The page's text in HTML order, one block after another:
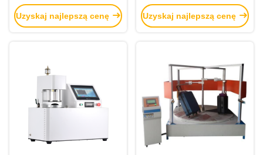
podłogi krzesła
Uzyskaj najlepszą cenę
włókien ISO2759
Uzyskaj najlepszą cenę